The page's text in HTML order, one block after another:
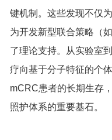
键机制。这些发现不仅
为开发新型联合策略（
了理论支持。从实验室
疗向基于分子特征的个
mCRC患者的长期生存
照护体系的重要基石。